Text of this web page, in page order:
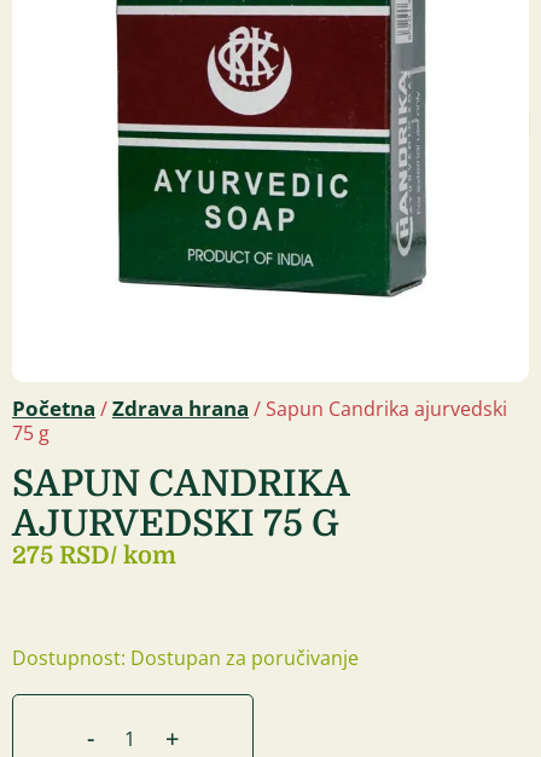
Početna /Zdrava hrana / Sapun Candrika ajurvedski
75 g
SAPUN CANDRIKA
AJURVEDSKI 75 G
275 RSD/ kom
Dostupnost: Dostupan za poručivanje
- +